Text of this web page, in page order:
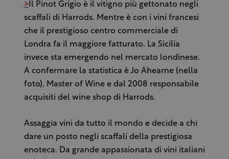
>Il Pinot Grigio è il vitigno più gettonato negli
scaffali di Harrods. Mentre è con i vini francesi
che il prestigioso centro commerciale di
Londra fa il maggiore fatturato. La Sicilia
invece sta emergendo nel mercato londinese.
A confermare la statistica è Jo Ahearne (nella
foto), Master of Wine e dal 2008 responsabile
acquisiti del wine shop di Harrods.
Assaggia vini da tutto il mondo e decide a chi
dare un posto negli scaffali della prestigiosa
enoteca. Da grande appassionata di vini italiani